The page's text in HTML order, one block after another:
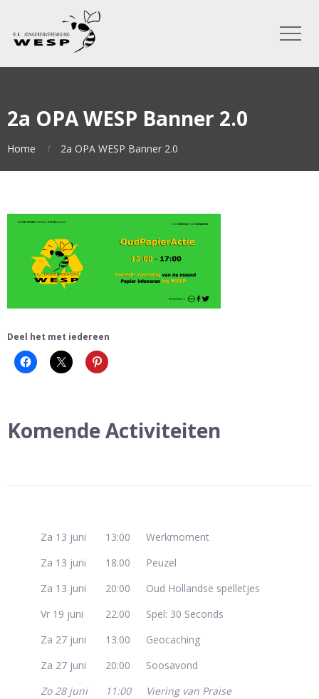
2a OPA WESP Banner 2.0
Home 2a OPA WESP Banner 2.0
Deel het met iedereen
Komende Activiteiten
Za 13 juni 13:00
Werkmoment
Za 13 juni
18:00
Peuzel
Za 13 juni
20:00
Oud Hollandse spelletjes
Vr 19 juni
22:00
Spel: 30 Seconds
Za 27 juni
13:00
Geocaching
Za 27 juni
20:00
Soosavond
Zo 28 juni
11:00
Viering van Praise